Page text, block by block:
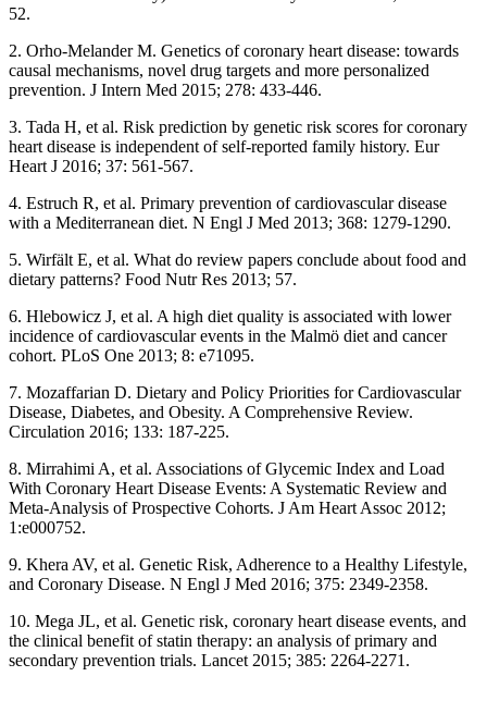
52.
2. Orho-Melander M. Genetics of coronary heart disease: towards
causal mechanisms, novel drug targets and more personalized
prevention. J Intern Med 2015; 278: 433-446.
3. Tada H, et al. Risk prediction by genetic risk scores for coronary
heart disease is independent of self-reported family history. Eur
Heart J 2016; 37: 561-567.
4. Estruch R, et al. Primary prevention of cardiovascular disease
with a Mediterranean diet. N Engl J Med 2013; 368: 1279-1290.
5. Wirfält E, et al. What do review papers conclude about food and
dietary patterns? Food Nutr Res 2013; 57.
6. Hlebowicz J, et al. A high diet quality is associated with lower
incidence of cardiovascular events in the Malmö diet and cancer
cohort. PLoS One 2013; 8: e71095.
7. Mozaffarian D. Dietary and Policy Priorities for Cardiovascular
Disease, Diabetes, and Obesity. A Comprehensive Review.
Circulation 2016; 133: 187-225.
8. Mirrahimi A, et al. Associations of Glycemic Index and Load
With Coronary Heart Disease Events: A Systematic Review and
Meta-Analysis of Prospective Cohorts. J Am Heart Assoc 2012;
1:e000752.
9. Khera AV, et al. Genetic Risk, Adherence to a Healthy Lifestyle,
and Coronary Disease. N Engl J Med 2016; 375: 2349-2358.
10. Mega JL, et al. Genetic risk, coronary heart disease events, and
the clinical benefit of statin therapy: an analysis of primary and
secondary prevention trials. Lancet 2015; 385: 2264-2271.